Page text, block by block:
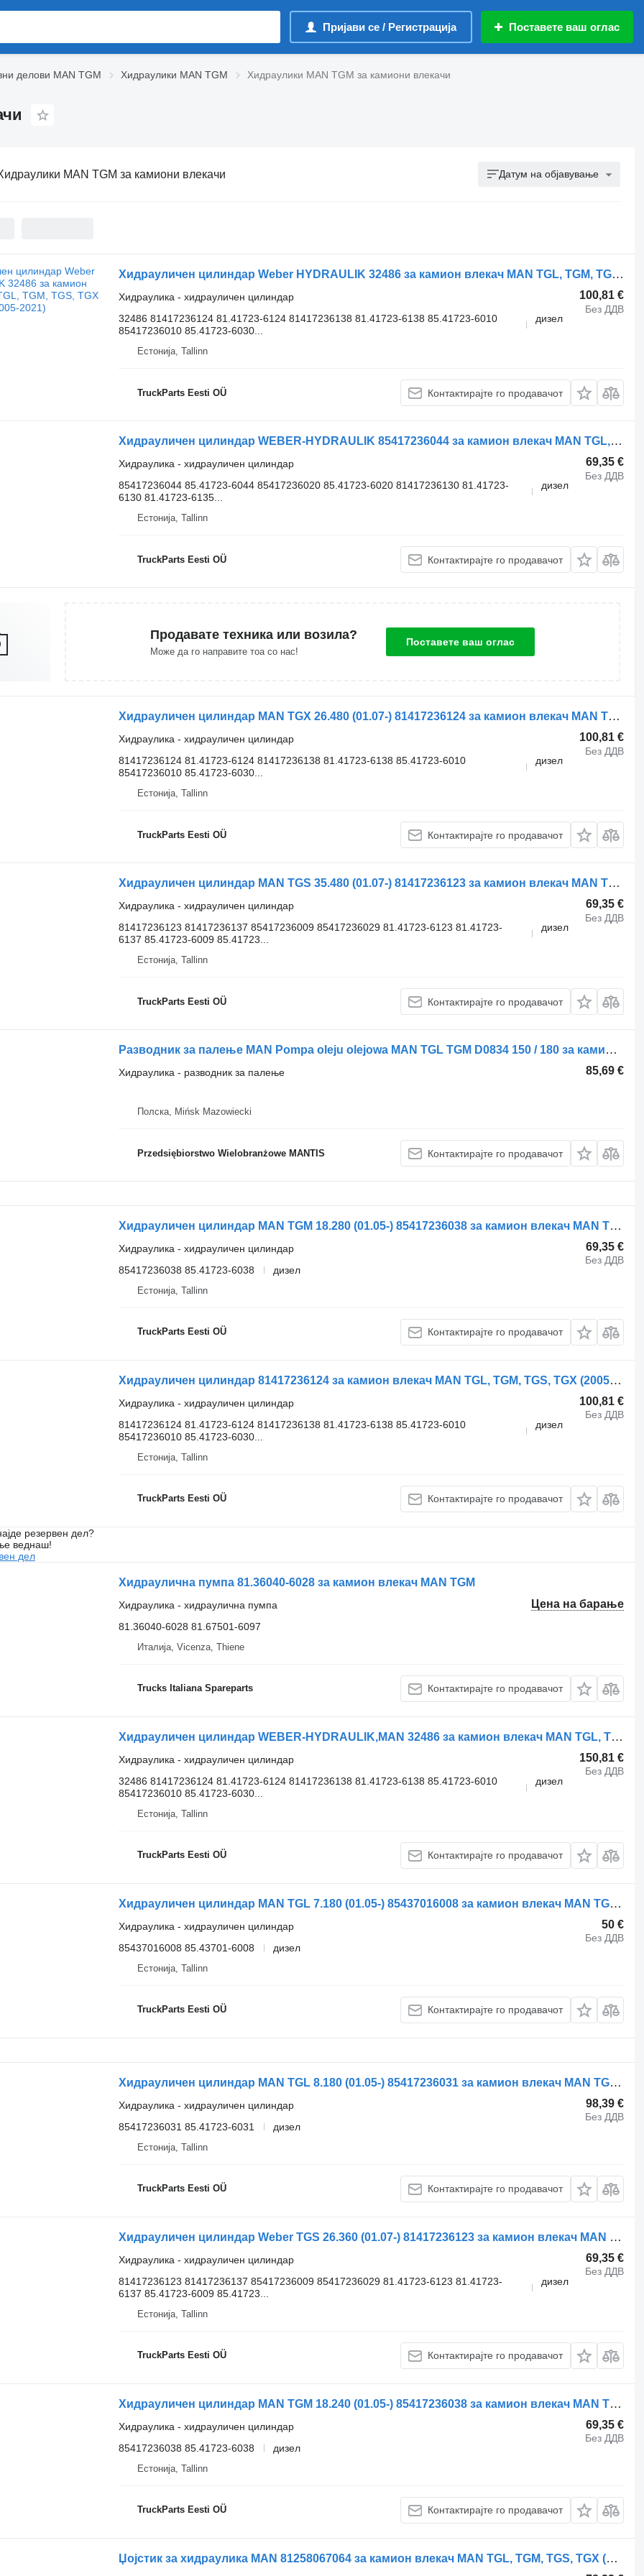
Пријави се / Регистрација Поставете ваш оглас
делови MAN TGM Хидраулики MAN TGM Хидраулики MAN TGM за камиони влекачи
MAN TGM за камиони влекачи Датум на објавување
Хидрауличен цилиндар Weber HYDRAULIK 32486 за камион влекач MAN TGL, TGM, TGS, TGX (2005-2021)
100,81 €
Без ДДВ
Хидраулика - хидрауличен цилиндар
32486 81417236124 81.41723-6124 81417236138 81.41723-6138 85.41723-6010
85417236010 85.41723-6030...
дизел
Естонија, Tallinn
TruckParts Eesti OÜ Контактирајте го продавачот
Хидрауличен цилиндар WEBER-HYDRAULIK 85417236044 за камион влекач MAN TGL, TGM, TGS, TGX (2005-2021)
69,35 €
Без ДДВ
Хидраулика - хидрауличен цилиндар
85417236044 85.41723-6044 85417236020 85.41723-6020 81417236130 81.41723-
6130 81.41723-6135...
дизел
Естонија, Tallinn
TruckParts Eesti OÜ Контактирајте го продавачот
Продавате техника или возила?
Може да го направите тоа со нас!
Поставете ваш оглас
Хидрауличен цилиндар MAN TGX 26.480 (01.07-) 81417236124 за камион влекач MAN TGL, TGM, TGS, TGX (2005-2021)
100,81 €
Без ДДВ
Хидраулика - хидрауличен цилиндар
81417236124 81.41723-6124 81417236138 81.41723-6138 85.41723-6010
85417236010 85.41723-6030...
дизел
Естонија, Tallinn
TruckParts Eesti OÜ Контактирајте го продавачот
Хидрауличен цилиндар MAN TGS 35.480 (01.07-) 81417236123 за камион влекач MAN TGL, TGM, TGS, TGX (2005-2021)
69,35 €
Без ДДВ
Хидраулика - хидрауличен цилиндар
81417236123 81417236137 85417236009 85417236029 81.41723-6123 81.41723-
6137 85.41723-6009 85.41723...
дизел
Естонија, Tallinn
TruckParts Eesti OÜ Контактирајте го продавачот
Разводник за палење MAN Pompa oleju olejowa MAN TGL TGM D0834 150 / 180 за камион влекач
85,69 €
Хидраулика - разводник за палење
Полска, Mińsk Mazowiecki
Przedsiębiorstwo Wielobranżowe MANTIS Контактирајте го продавачот
Хидрауличен цилиндар MAN TGM 18.280 (01.05-) 85417236038 за камион влекач MAN TGL, TGM, TGS, TGX (2005-2021)
69,35 €
Без ДДВ
Хидраулика - хидрауличен цилиндар
85417236038 85.41723-6038
дизел
Естонија, Tallinn
TruckParts Eesti OÜ Контактирајте го продавачот
Хидрауличен цилиндар 81417236124 за камион влекач MAN TGL, TGM, TGS, TGX (2005-2021)
100,81 €
Без ДДВ
Хидраулика - хидрауличен цилиндар
81417236124 81.41723-6124 81417236138 81.41723-6138 85.41723-6010
85417236010 85.41723-6030...
дизел
Естонија, Tallinn
TruckParts Eesti OÜ Контактирајте го продавачот
резервен дел?
веднаш!
дел
Хидраулична пумпа 81.36040-6028 за камион влекач MAN TGM
Цена на барање
Хидраулика - хидраулична пумпа
81.36040-6028 81.67501-6097
Италија, Vicenza, Thiene
Trucks Italiana Spareparts Контактирајте го продавачот
Хидрауличен цилиндар WEBER-HYDRAULIK,MAN 32486 за камион влекач MAN TGL, TGM, TGS, TGX (2005-2021)
150,81 €
Без ДДВ
Хидраулика - хидрауличен цилиндар
32486 81417236124 81.41723-6124 81417236138 81.41723-6138 85.41723-6010
85417236010 85.41723-6030...
дизел
Естонија, Tallinn
TruckParts Eesti OÜ Контактирајте го продавачот
Хидрауличен цилиндар MAN TGL 7.180 (01.05-) 85437016008 за камион влекач MAN TGL, TGM, TGS, TGX (2005-2021)
50 €
Без ДДВ
Хидраулика - хидрауличен цилиндар
85437016008 85.43701-6008
дизел
Естонија, Tallinn
TruckParts Eesti OÜ Контактирајте го продавачот
Хидрауличен цилиндар MAN TGL 8.180 (01.05-) 85417236031 за камион влекач MAN TGL, TGM, TGS, TGX (2005-2021)
98,39 €
Без ДДВ
Хидраулика - хидрауличен цилиндар
85417236031 85.41723-6031
дизел
Естонија, Tallinn
TruckParts Eesti OÜ Контактирајте го продавачот
Хидрауличен цилиндар Weber TGS 26.360 (01.07-) 81417236123 за камион влекач MAN TGL, TGM, TGS, TGX (2005-2021)
69,35 €
Без ДДВ
Хидраулика - хидрауличен цилиндар
81417236123 81417236137 85417236009 85417236029 81.41723-6123 81.41723-
6137 85.41723-6009 85.41723...
дизел
Естонија, Tallinn
TruckParts Eesti OÜ Контактирајте го продавачот
Хидрауличен цилиндар MAN TGM 18.240 (01.05-) 85417236038 за камион влекач MAN TGL, TGM, TGS, TGX (2005-2021)
69,35 €
Без ДДВ
Хидраулика - хидрауличен цилиндар
85417236038 85.41723-6038
дизел
Естонија, Tallinn
TruckParts Eesti OÜ Контактирајте го продавачот
Џојстик за хидраулика MAN 81258067064 за камион влекач MAN TGL, TGM, TGS, TGX (2005-2021)